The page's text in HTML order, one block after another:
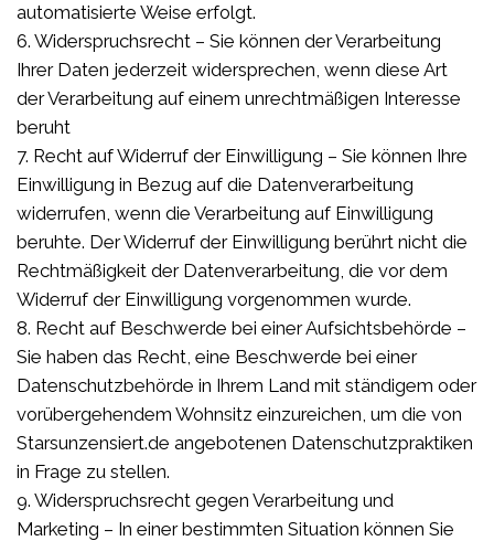
automatisierte Weise erfolgt.
6. Widerspruchsrecht – Sie können der Verarbeitung
Ihrer Daten jederzeit widersprechen, wenn diese Art
der Verarbeitung auf einem unrechtmäßigen Interesse
beruht
7. Recht auf Widerruf der Einwilligung – Sie können Ihre
Einwilligung in Bezug auf die Datenverarbeitung
widerrufen, wenn die Verarbeitung auf Einwilligung
beruhte. Der Widerruf der Einwilligung berührt nicht die
Rechtmäßigkeit der Datenverarbeitung, die vor dem
Widerruf der Einwilligung vorgenommen wurde.
8. Recht auf Beschwerde bei einer Aufsichtsbehörde –
Sie haben das Recht, eine Beschwerde bei einer
Datenschutzbehörde in Ihrem Land mit ständigem oder
vorübergehendem Wohnsitz einzureichen, um die von
Starsunzensiert.de angebotenen Datenschutzpraktiken
in Frage zu stellen.
9. Widerspruchsrecht gegen Verarbeitung und
Marketing – In einer bestimmten Situation können Sie